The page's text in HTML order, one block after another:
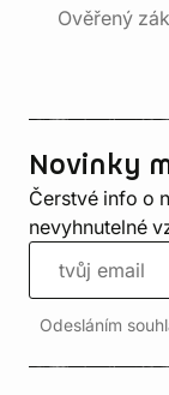
Ověřený
Novinky
Čerstvé info o
nevyhnutelné
Odesláním